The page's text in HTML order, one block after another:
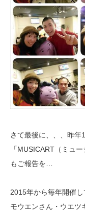
さて最後に、、、昨年
「MUSICART（ミュ
もご報告を…
2015年から毎年開催
モウエンさん・ウエツ